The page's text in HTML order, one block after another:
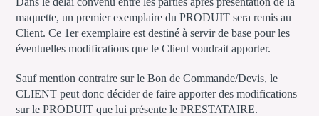
maquette, un premier exemplaire du PRODUIT sera remis au
Client. Ce 1er exemplaire est destiné à servir de base pour les
éventuelles modifications que le Client voudrait apporter.
Sauf mention contraire sur le Bon de Commande/Devis, le
CLIENT peut donc décider de faire apporter des modifications
sur le PRODUIT que lui présente le PRESTATAIRE.